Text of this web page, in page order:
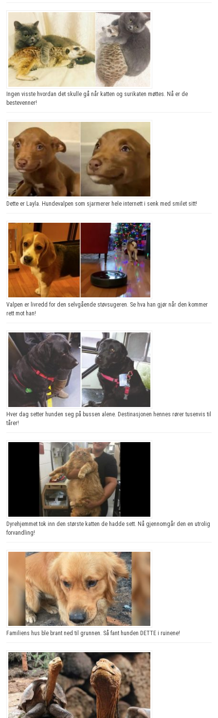
Ingen visste hvordan det skulle gå når katten og surikaten møttes. Nå er de
bestevenner!
Dette er Layla. Hundevalpen som sjarmerer hele internett i senk med smilet sitt!
Valpen er livredd for den selvgående støvsugeren. Se hva han gjør når den kommer
rett mot han!
Hver dag setter hunden seg på bussen alene. Destinasjonen hennes rører tusenvis til
tårer!
Dyrehjemmet tok inn den største katten de hadde sett. Nå gjennomgår den en utrolig
forvandling!
Familiens hus ble brant ned til grunnen. Så fant hunden DETTE i ruinene!